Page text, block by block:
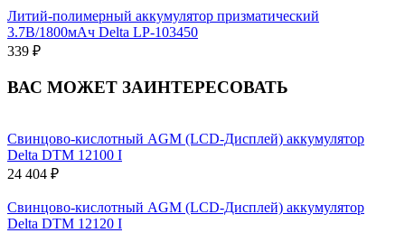
Литий-полимерный аккумулятор призматический
3.7В/1800мАч Delta LP-103450
339 ₽
ВАС МОЖЕТ ЗАИНТЕРЕСОВАТЬ
Свинцово-кислотный AGM (LCD-Дисплей) аккумулятор
Delta DTM 12100 I
24 404 ₽
Свинцово-кислотный AGM (LCD-Дисплей) аккумулятор
Delta DTM 12120 I